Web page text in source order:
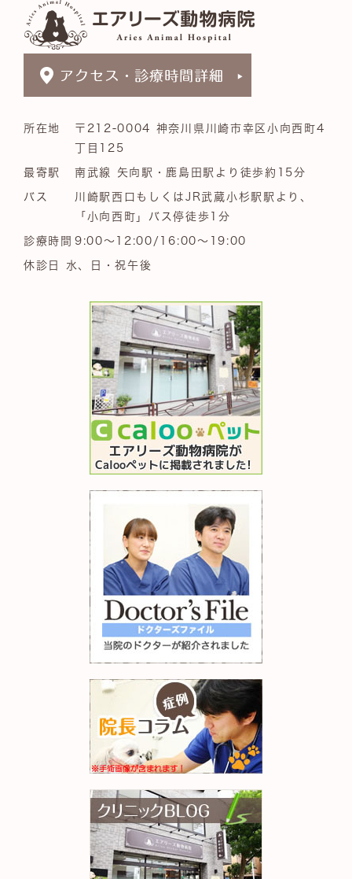
所在地
〒212-0004 神奈川県川崎市幸区小向西町4
丁目125
最寄駅 南武線 矢向駅・鹿島田駅より徒歩約15分
バス
川崎駅西口もしくはJR武蔵小杉駅駅より、
「小向西町」バス停徒歩1分
診療時間 9:00～12:00/16:00～19:00
休診日 水、日・祝午後